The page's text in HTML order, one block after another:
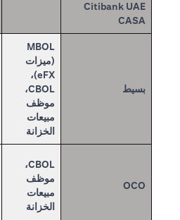
Citibank UAE
CASA
بسيط
MBOL
(ميزات
eFX)،
CBOL،
موظف
مبيعات
الخزانة
OCO
CBOL،
موظف
مبيعات
الخزانة